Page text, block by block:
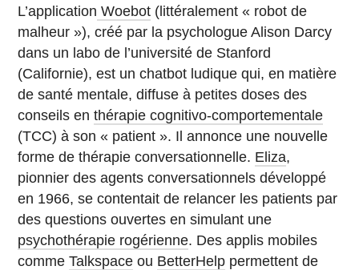
L’application Woebot (littéralement « robot de
malheur »), créé par la psychologue Alison Darcy
dans un labo de l’université de Stanford
(Californie), est un chatbot ludique qui, en matière
de santé mentale, diffuse à petites doses des
conseils enthérapie cognitivo-comportementale
(TCC) à son « patient ». Il annonce une nouvelle
forme de thérapie conversationnelle. Eliza,
pionnier des agents conversationnels développé
en 1966, se contentait de relancer les patients par
des questions ouvertes en simulant une
psychothérapie rogérienne. Des applis mobiles
commeTalkspace ou BetterHelp permettent de